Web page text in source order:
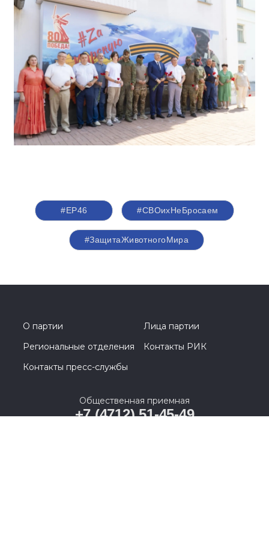
#ЕР46 #СВОихНеБросаем
#ЗащитаЖивотногоМира
О партии
Лица партии
Региональные отделения
Контакты РИК
Контакты пресс-службы
Общественная приемная
+7 (4712) 51-45-49